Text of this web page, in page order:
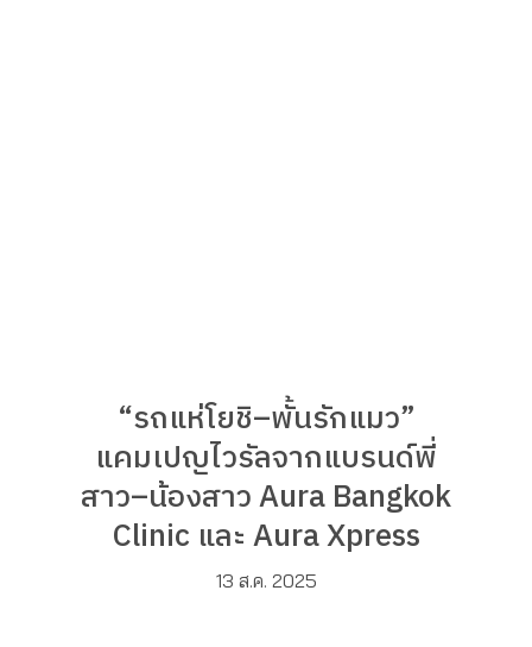
“รถแห่โยชิ–พั้นรักแมว”
แคมเปญไวรัลจากแบรนด์พี่
สาว–น้องสาว Aura Bangkok
Clinic และ Aura Xpress
13 ส.ค. 2025